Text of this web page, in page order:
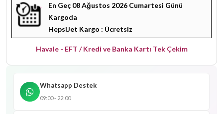
En Geç 08 Ağustos 2026 Cumartesi Günü
Kargoda
HepsiJet Kargo : Ücretsiz
Havale - EFT / Kredi ve Banka Kartı Tek Çekim
Whatsapp Destek
09:00 - 22:00